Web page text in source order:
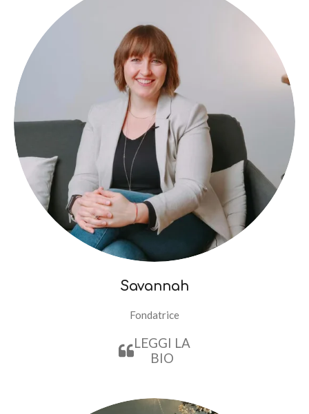
Savannah
Fondatrice
LEGGI LA
BIO